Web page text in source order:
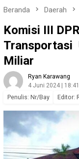
Beranda Daerah
Komisi III
Transportasi
Miliar
Ryan Karawang
4 Juni 2024 | 18:41
Penulis: Nr/Bay Editor: